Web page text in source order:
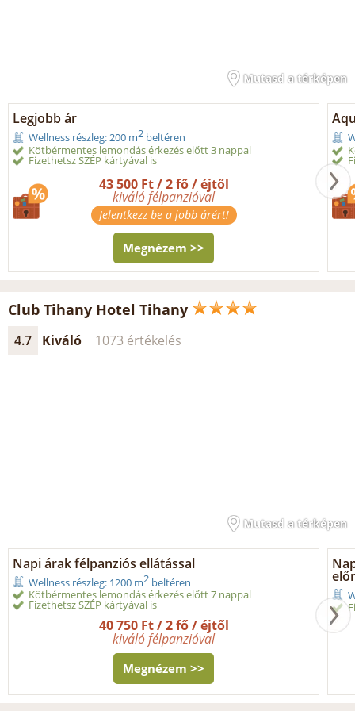
Mutasd a térképen
Legjobb ár
Wellness részleg: 200 m2 beltéren
Kötbérmentes lemondás érkezés előtt 3 nappal
Fizethetsz SZÉP kártyával is
43 500 Ft / 2 fő / éjtől
kiváló félpanzióval
Jelentkezz be a jobb árért!
Megnézem >>
Club Tihany Hotel Tihany
4.7 Kiváló 1073 értékelés
Mutasd a térképen
Napi árak félpanziós ellátással
Wellness részleg: 1200 m2 beltéren
Kötbérmentes lemondás érkezés előtt 7 nappal
Fizethetsz SZÉP kártyával is
40 750 Ft / 2 fő / éjtől
kiváló félpanzióval
Megnézem >>